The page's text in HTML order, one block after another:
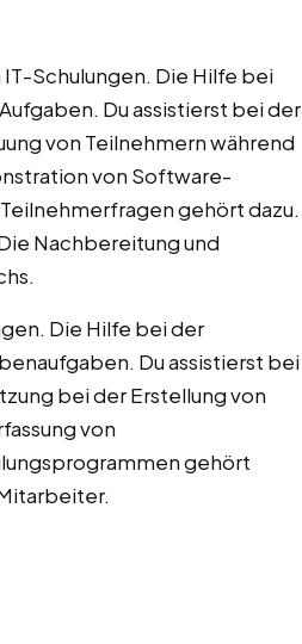
Schulungen. Die Hilfe bei
Du assistierst bei der
von Teilnehmern während
von Software-
gehört dazu.
Nachbereitung und
Die Hilfe bei der
Du assistierst bei
bei der Erstellung von
von
gehört